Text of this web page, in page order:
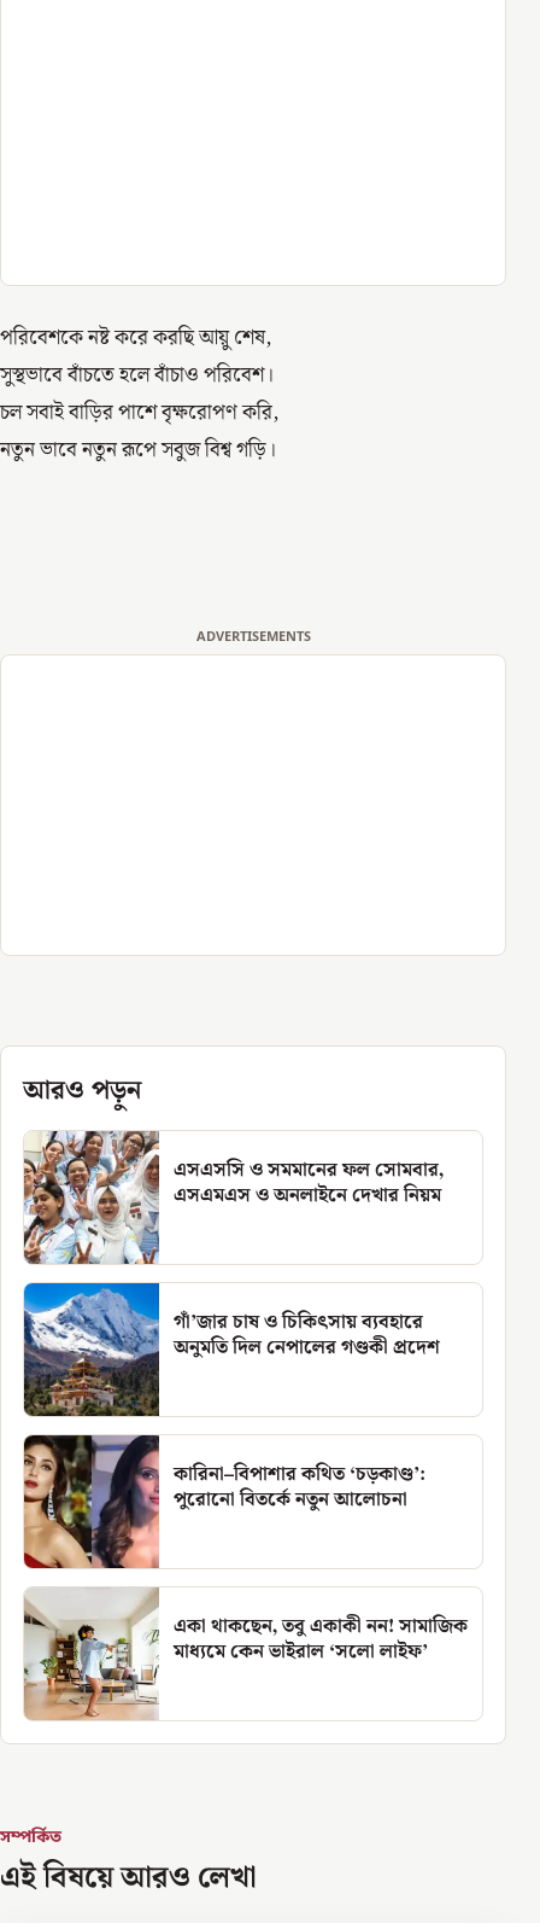
পরিবেশকে নষ্ট করে করছি আয়ু শেষ,
সুস্থভাবে বাঁচতে হলে বাঁচাও পরিবেশ।
চল সবাই বাড়ির পাশে বৃক্ষরোপণ করি,
নতুন ভাবে নতুন রূপে সবুজ বিশ্ব গড়ি।
ADVERTISEMENTS
আরও পড়ুন
এসএসসি ও সমমানের ফল সোমবার,
এসএমএস ও অনলাইনে দেখার নিয়ম
গাঁ’জার চাষ ও চিকিৎসায় ব্যবহারে
অনুমতি দিল নেপালের গণ্ডকী প্রদেশ
কারিনা–বিপাশার কথিত ‘চড়কাণ্ড’:
পুরোনো বিতর্কে নতুন আলোচনা
একা থাকছেন, তবু একাকী নন! সামাজিক
মাধ্যমে কেন ভাইরাল ‘সলো লাইফ’
সম্পর্কিত
এই বিষয়ে আরও লেখা